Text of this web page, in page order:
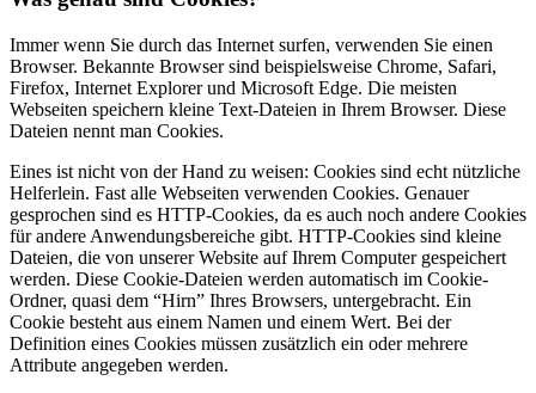
Immer wenn Sie durch das Internet surfen, verwenden Sie einen
Browser. Bekannte Browser sind beispielsweise Chrome, Safari,
Firefox, Internet Explorer und Microsoft Edge. Die meisten
Webseiten speichern kleine Text-Dateien in Ihrem Browser. Diese
Dateien nennt man Cookies.
Eines ist nicht von der Hand zu weisen: Cookies sind echt nützliche
Helferlein. Fast alle Webseiten verwenden Cookies. Genauer
gesprochen sind es HTTP-Cookies, da es auch noch andere Cookies
für andere Anwendungsbereiche gibt. HTTP-Cookies sind kleine
Dateien, die von unserer Website auf Ihrem Computer gespeichert
werden. Diese Cookie-Dateien werden automatisch im Cookie-
Ordner, quasi dem “Hirn” Ihres Browsers, untergebracht. Ein
Cookie besteht aus einem Namen und einem Wert. Bei der
Definition eines Cookies müssen zusätzlich ein oder mehrere
Attribute angegeben werden.